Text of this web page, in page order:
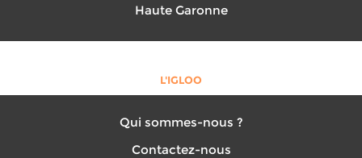
Haute Garonne
L'IGLOO
Qui sommes-nous ?
Contactez-nous